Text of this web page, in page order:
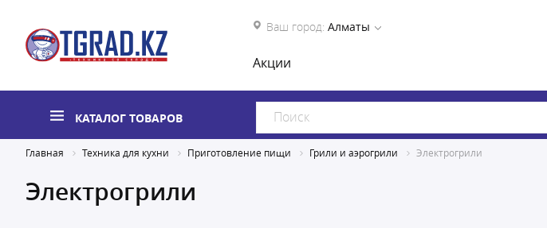
Ваш город: Алматы
Акции
КАТАЛОГ ТОВАРОВ
Главная Техника для кухни Приготовление пищи Грили и аэрогрили Электрогрили
Электрогрили